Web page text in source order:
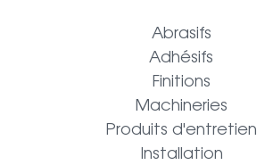
Abrasifs
Adhésifs
Finitions
Machineries
Produits d'entretien
Installation